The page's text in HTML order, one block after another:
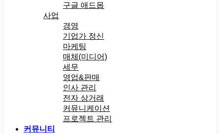
구글 애드몹
사업
경영
기업가 정신
마케팅
매체(미디어)
세무
영업&판매
인사 관리
전자 상거래
커뮤니케이션
프로젝트 관리
커뮤니티